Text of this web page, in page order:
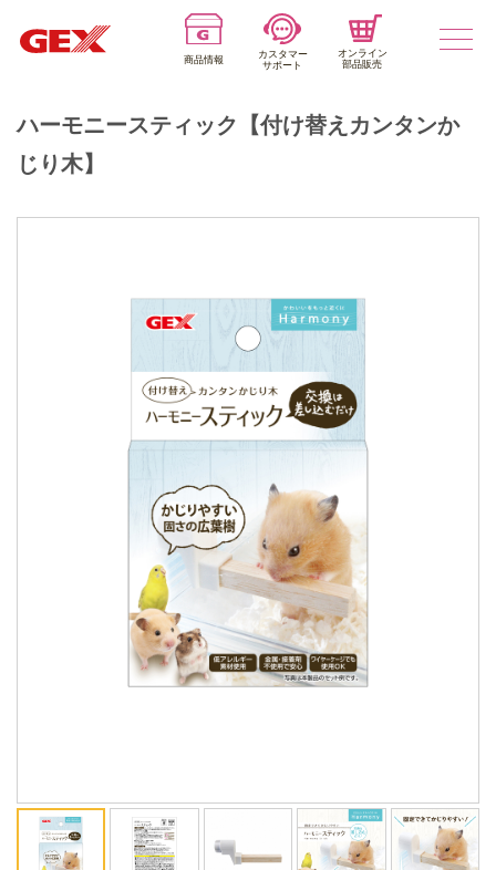
商品情報
カスタマー
サポート
オンライン
部品販売
ENGLISH 中文
ハーモニースティック【付け替えカンタンか
じり木】